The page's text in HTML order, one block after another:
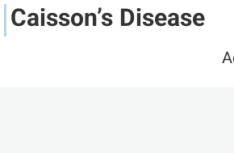
Caisson’s Disease